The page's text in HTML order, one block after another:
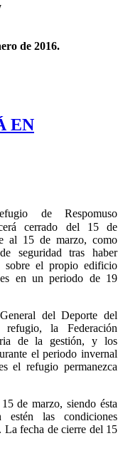
de 2016.
EN
de Respomuso
cerrado del 15 de
al 15 de marzo, como
seguridad tras haber
sobre el propio edificio
en un periodo de 19
del Deporte del
la Federación
de la gestión, y los
el periodo invernal
el refugio permanezca
de marzo, siendo ésta
estén las condiciones
La fecha de cierre del 15